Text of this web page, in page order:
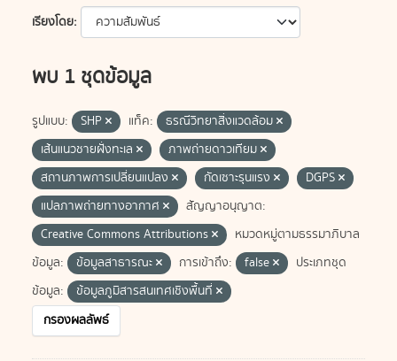
เรียงโดย
พบ 1 ชุดข้อมูล
รูปแบบ: SHP แท็ค:
ธรณีวิทยาสิ่งแวดล้อม
เส้นแนวชายฝั่งทะเล
ภาพถ่ายดาวเทียม
สถานภาพการเปลี่ยนแปลง
กัดเซาะรุนแรง
DGPS
แปลภาพถ่ายทางอากาศ
สัญญาอนุญาต:
Creative Commons Attributions
หมวดหมู่ตามธรรมาภิบาล
ข้อมูล:
ข้อมูลสาธารณะ การเข้าถึง: false
ประเภทชุด
ข้อมูล:
ข้อมูลภูมิสารสนเทศเชิงพื้นที่
กรองผลลัพธ์